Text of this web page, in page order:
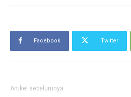
Facebook Twitter
Artikel sebelumnya